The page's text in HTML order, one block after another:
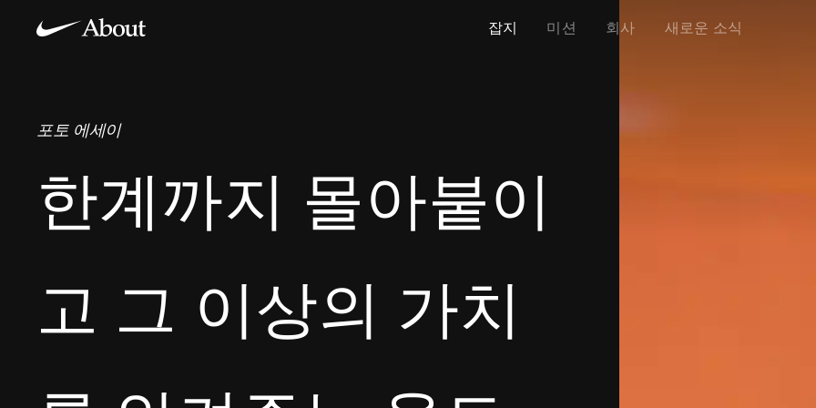
잡지 미션 회사 새로운 소식
포토 에세이
한계까지 몰아붙이
고 그 이상의 가치